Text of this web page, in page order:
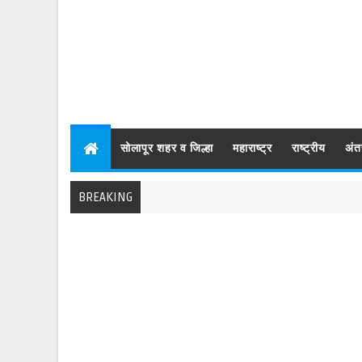
सोलापूर शहर व जिल्हा महाराष्ट्र राष्ट्रीय
BREAKING